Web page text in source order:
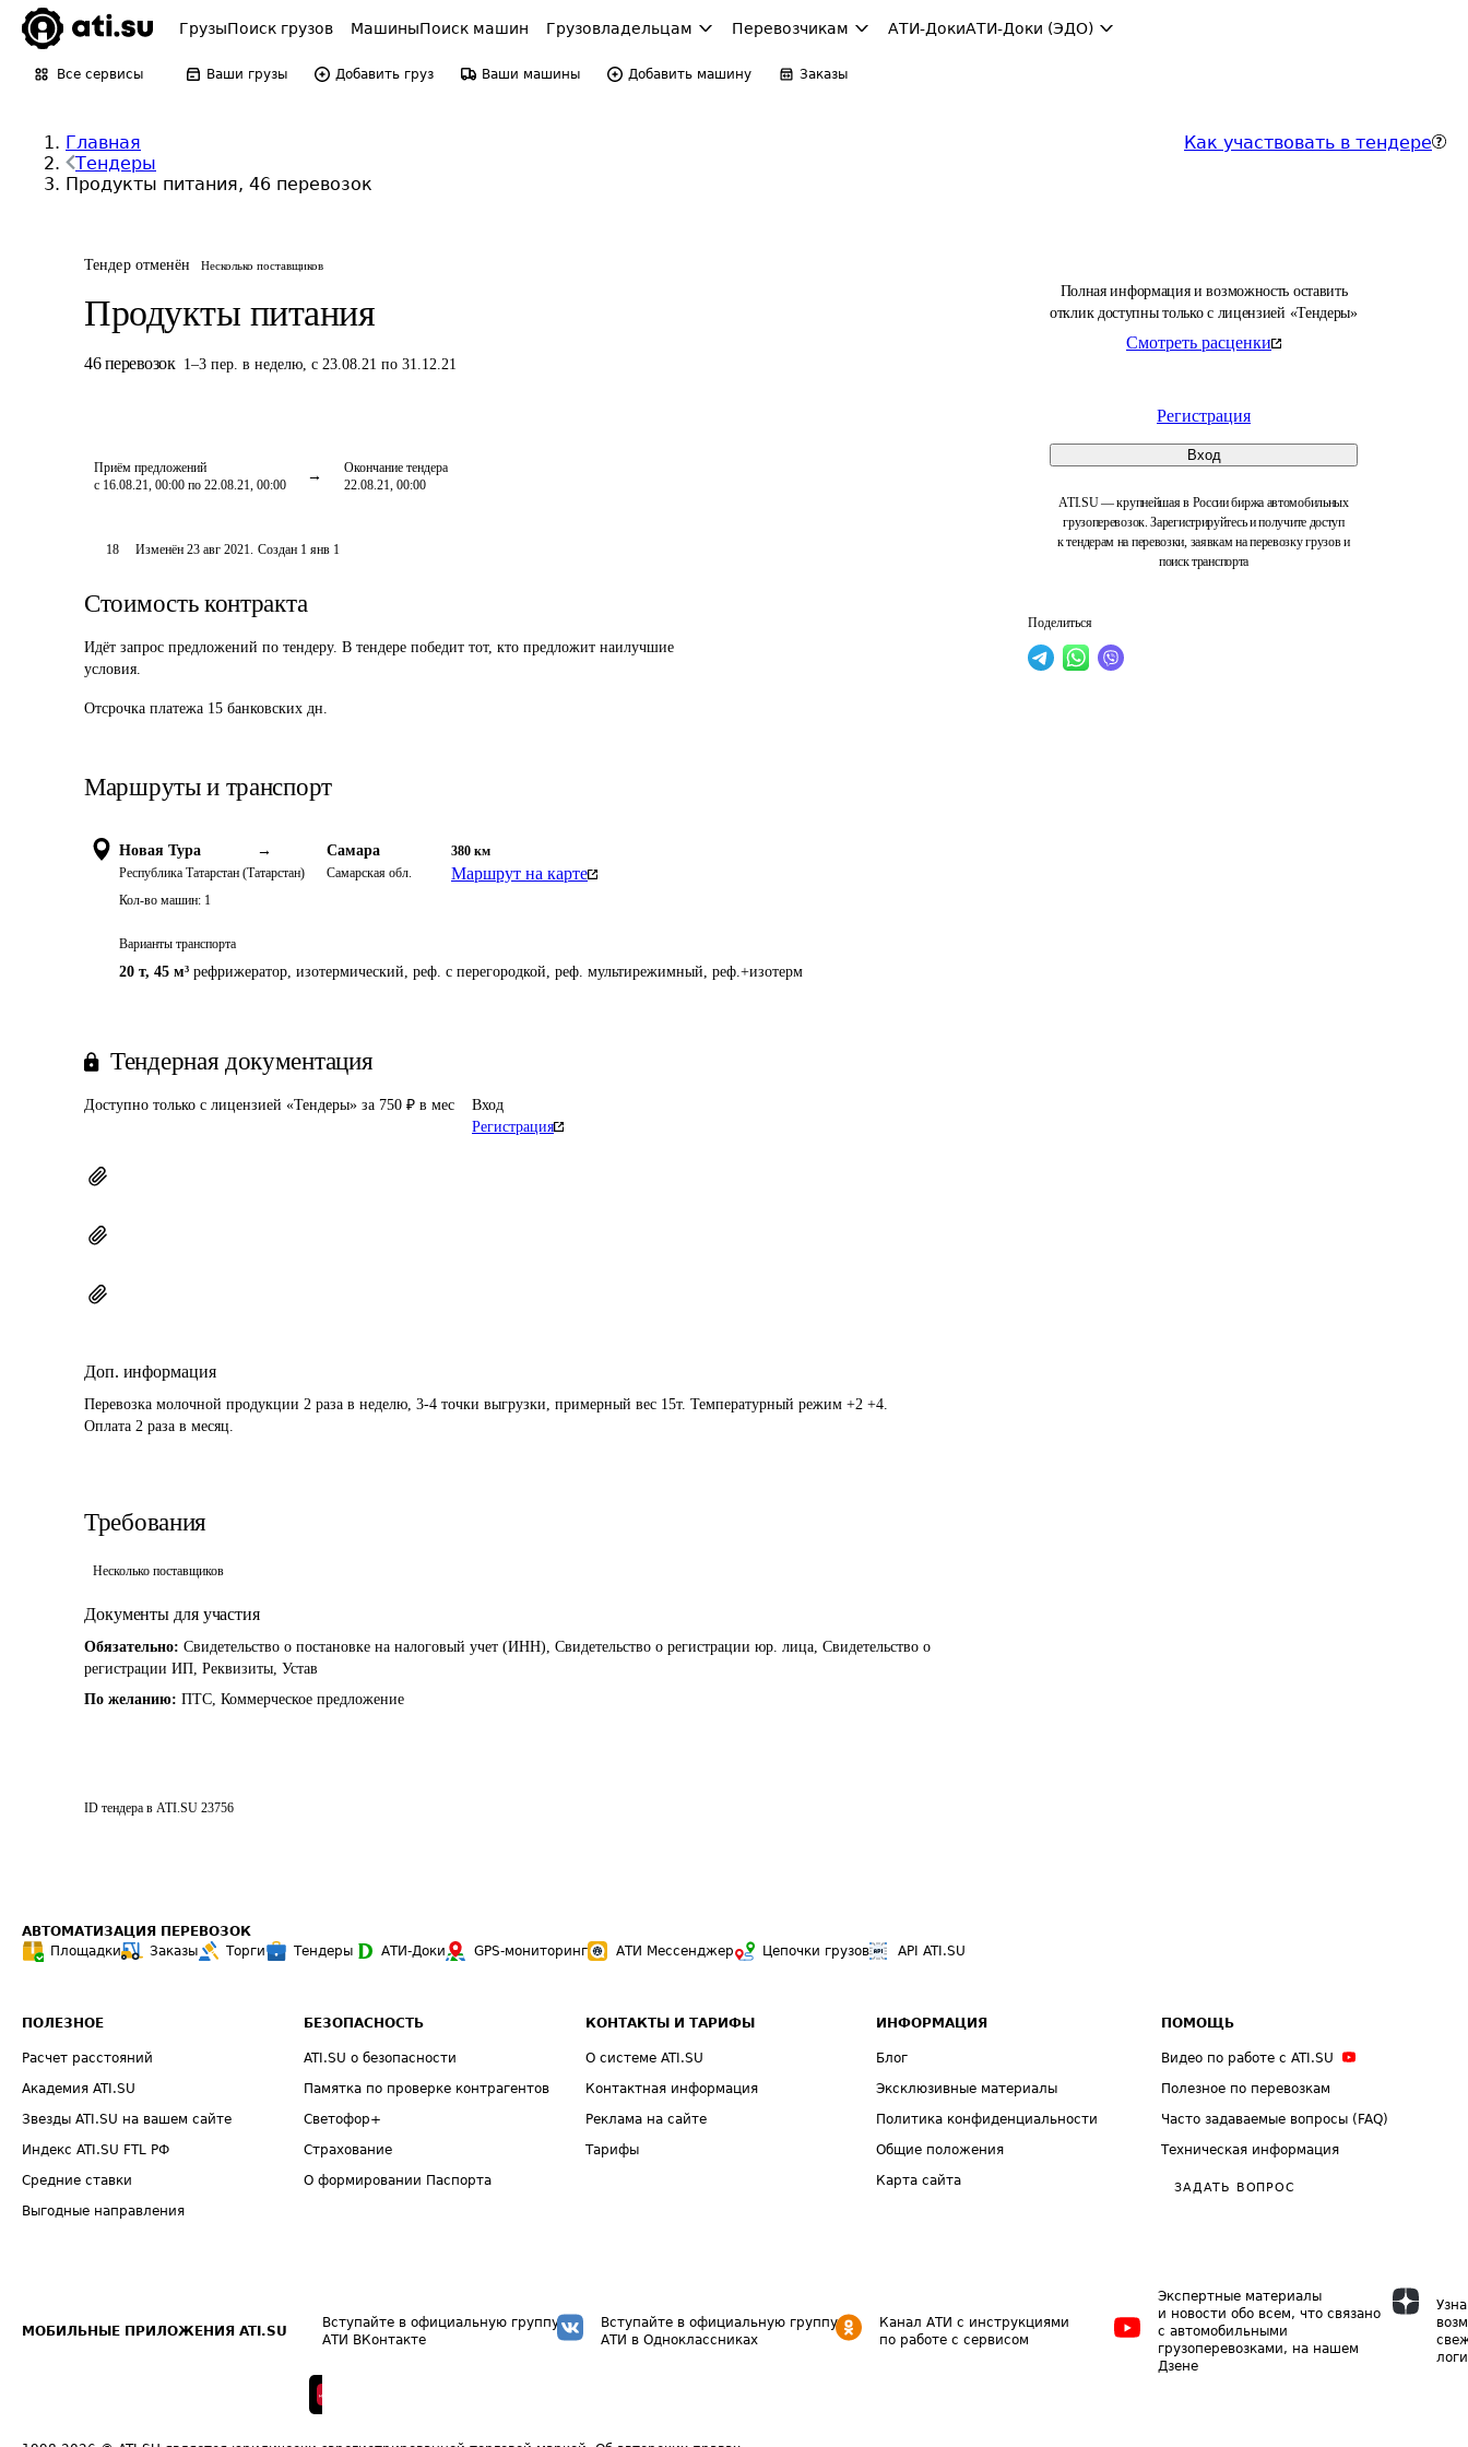
ГрузыПоиск грузов МашиныПоиск машин Грузовладельцам Перевозчикам АТИ-ДокиАТИ-Доки (ЭДО)
Все сервисы Ваши грузы Добавить груз Ваши машины Добавить машину Заказы
Главная
Тендеры
Продукты питания, 46 перевозок
Как участвовать в тендере
Тендер отменён Несколько поставщиков
Продукты питания
46 перевозок 1–3 пер. в неделю, с 23.08.21 по 31.12.21
Приём предложений
с 16.08.21, 00:00 по 22.08.21, 00:00
Окончание тендера
22.08.21, 00:00
Полная информация и возможность оставить
отклик доступны только с лицензией «Тендеры»
Смотреть расценки
Регистрация
Вход
ATI.SU — крупнейшая в России биржа автомобильных
грузоперевозок. Зарегистрируйтесь и получите доступ
к тендерам на перевозки, заявкам на перевозку грузов и
поиск транспорта
Поделиться
18 Изменён23 авг 2021. Создан 1 янв 1
Стоимость контракта
Идёт запрос предложений по тендеру. В тендере победит тот, кто предложит наилучшие
условия.
Отсрочка платежа 15 банковских дн.
Маршруты и транспорт
Новая Тура →
Республика Татарстан (Татарстан)
Самара
Самарская обл.
380 км
Маршрут на карте
Кол-во машин: 1
Варианты транспорта
20 т, 45 м³ рефрижератор, изотермический, реф. с перегородкой, реф. мультирежимный, реф.+изотерм
Тендерная документация
Доступно только с лицензией «Тендеры» за 750 ₽ в мес
Вход
Регистрация
Доп. информация
Перевозка молочной продукции 2 раза в неделю, 3-4 точки выгрузки, примерный вес 15т. Температурный режим +2 +4.
Оплата 2 раза в месяц.
Требования
Несколько поставщиков
Документы для участия
Обязательно: Свидетельство о постановке на налоговый учет (ИНН), Свидетельство о регистрации юр. лица, Свидетельство о
регистрации ИП, Реквизиты, Устав
По желанию: ПТС, Коммерческое предложение
ID тендера в ATI.SU 23756
АВТОМАТИЗАЦИЯ ПЕРЕВОЗОК
Площадки
Заказы Торги Тендеры АТИ-Доки GPS-мониторинг АТИ Мессенджер Цепочки грузов API ATI.SU
ПОЛЕЗНОЕ
Расчет расстояний
Академия ATI.SU
Звезды ATI.SU на вашем сайте
Индекс ATI.SU FTL РФ
Средние ставки
Выгодные направления
БЕЗОПАСНОСТЬ
ATI.SU о безопасности
Памятка по проверке контрагентов
Светофор+
Страхование
О формировании Паспорта
КОНТАКТЫ И ТАРИФЫ
О системе ATI.SU
Контактная информация
Реклама на сайте
Тарифы
ИНФОРМАЦИЯ
Блог
Эксклюзивные материалы
Политика конфиденциальности
Общие положения
Карта сайта
ПОМОЩЬ
Видео по работе с ATI.SU
Полезное по перевозкам
Часто задаваемые вопросы (FAQ)
Техническая информация
ЗАДАТЬ ВОПРОС
МОБИЛЬНЫЕ ПРИЛОЖЕНИЯ ATI.SU
Вступайте в официальную группу
АТИ ВКонтакте
Вступайте в официальную группу
АТИ в Одноклассниках
Канал АТИ с инструкциями
по работе с сервисом
Экспертные материалы
и новости обо всем, что связано
с автомобильными
грузоперевозками, на нашем
Дзене